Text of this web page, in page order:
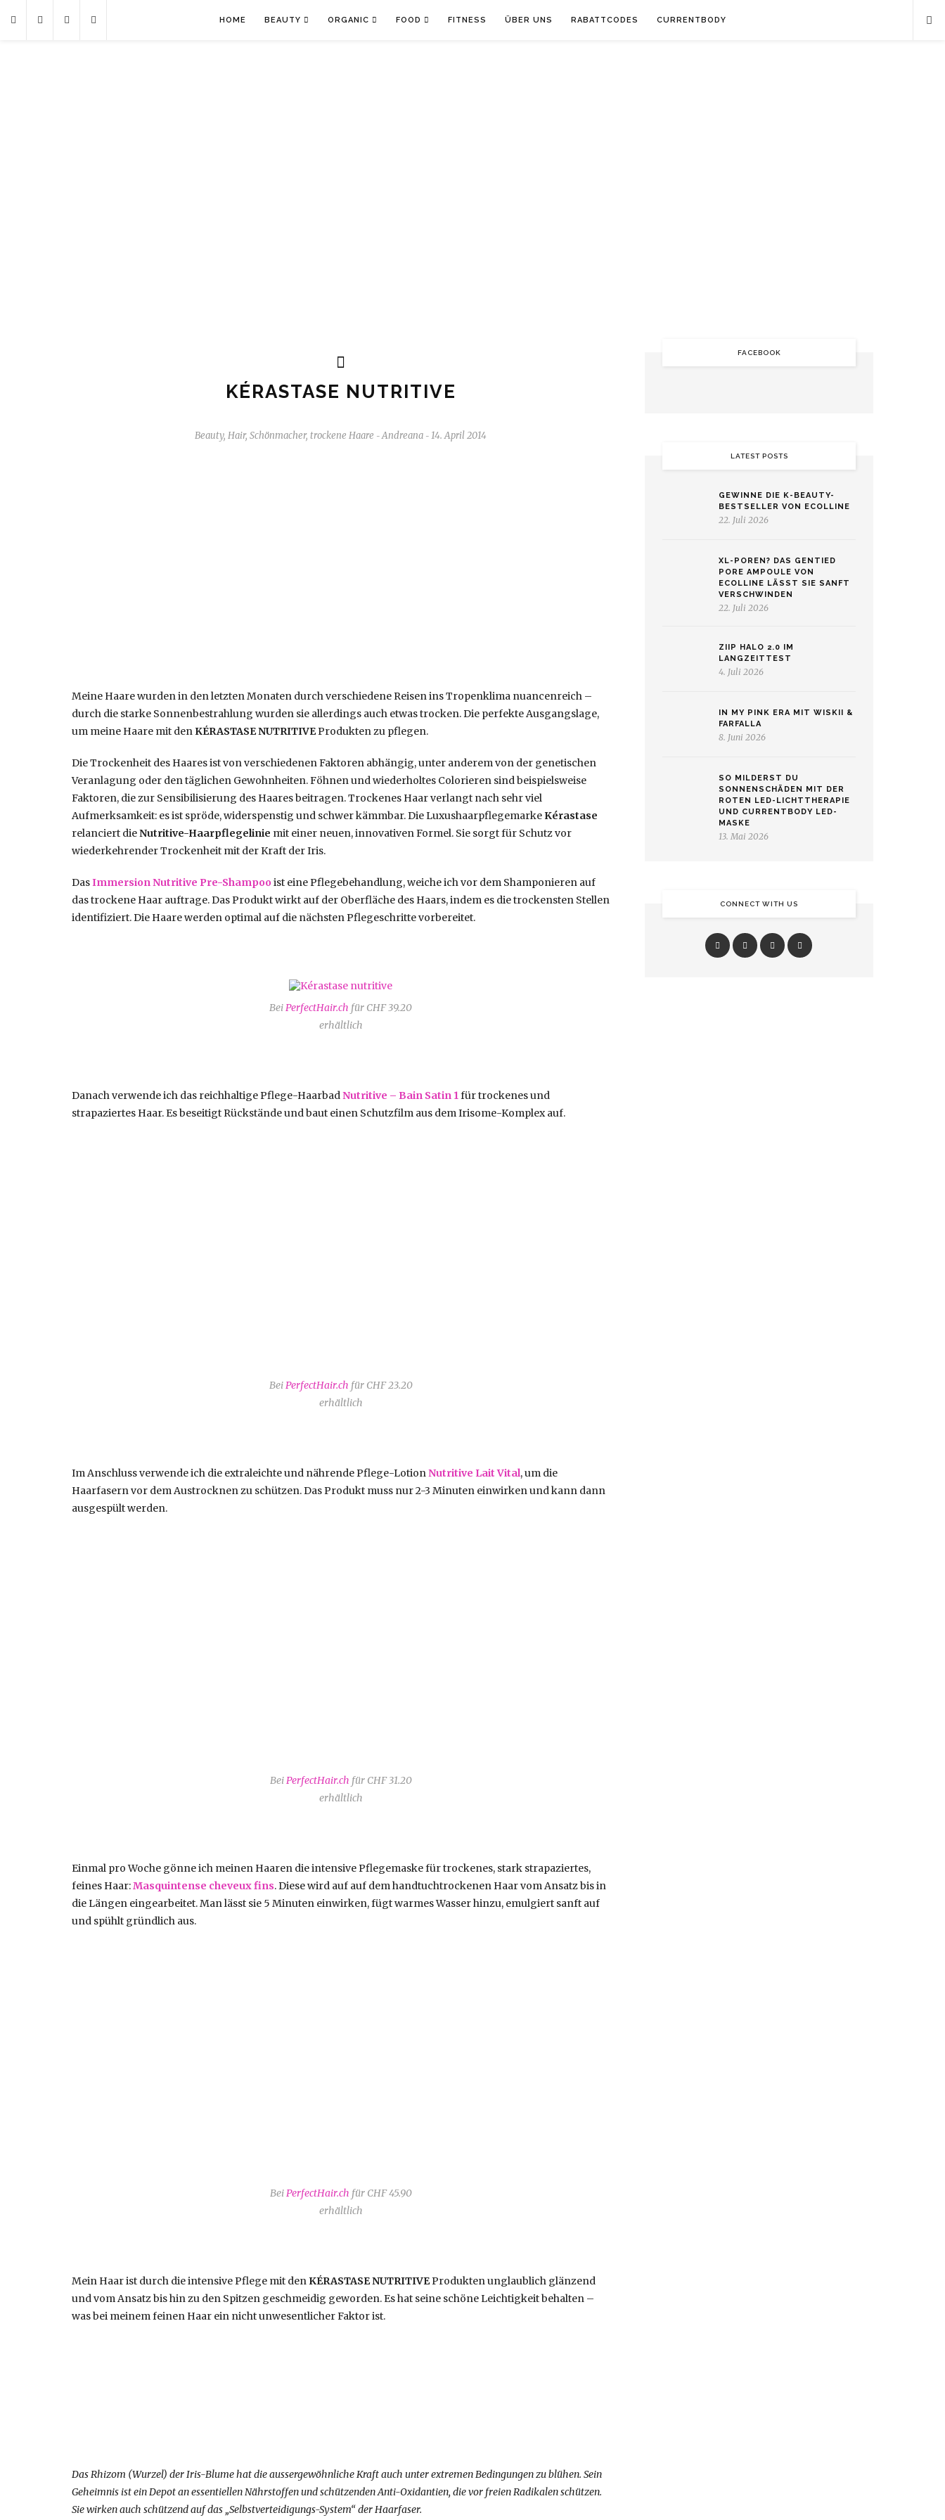
HOME BEAUTY ORGANIC FOOD FITNESS ÜBER UNS RABATTCODES CURRENTBODY
KÉRASTASE NUTRITIVE
Beauty, Hair, Schönmacher, trockene Haare - Andreana - 14. April 2014
Meine Haare wurden in den letzten Monaten durch verschiedene Reisen ins Tropenklima nuancenreich –
durch die starke Sonnenbestrahlung wurden sie allerdings auch etwas trocken. Die perfekte Ausgangslage,
um meine Haare mit den KÉRASTASE NUTRITIVEProdukten zu pflegen.
Die Trockenheit des Haares ist von verschiedenen Faktoren abhängig, unter anderem von der genetischen
Veranlagung oder den täglichen Gewohnheiten. Föhnen und wiederholtes Colorieren sind beispielsweise
Faktoren, die zur Sensibilisierung des Haares beitragen. Trockenes Haar verlangt nach sehr viel
Aufmerksamkeit: es ist spröde, widerspenstig und schwer kämmbar. Die Luxushaarpflegemarke Kérastase
relanciert dieNutritive-Haarpflegelinie mit einer neuen, innovativen Formel. Sie sorgt für Schutz vor
wiederkehrender Trockenheit mit der Kraft der Iris.
DasImmersion Nutritive Pre-Shampoo ist eine Pflegebehandlung, weiche ich vor dem Shamponieren auf
das trockene Haar auftrage. Das Produkt wirkt auf der Oberfläche des Haars, indem es die trockensten Stellen
identifiziert. Die Haare werden optimal auf die nächsten Pflegeschritte vorbereitet.
BeiPerfectHair.ch für CHF 39.20
erhältlich
Danach verwende ich das reichhaltige Pflege-HaarbadNutritive – Bain Satin 1für trockenes und
strapaziertes Haar. Es beseitigt Rückstände und baut einen Schutzfilm aus dem Irisome-Komplex auf.
BeiPerfectHair.ch für CHF 23.20
erhältlich
Im Anschluss verwende ich die extraleichte und nährende Pflege-LotionNutritive Lait Vital, um die
Haarfasern vor dem Austrocknen zu schützen. Das Produkt muss nur 2-3 Minuten einwirken und kann dann
ausgespült werden.
BeiPerfectHair.ch für CHF 31.20
erhältlich
Einmal pro Woche gönne ich meinen Haaren die intensive Pflegemaske für trockenes, stark strapaziertes,
feines Haar:Masquintense cheveux fins. Diese wird auf auf dem handtuchtrockenen Haar vom Ansatz bis in
die Längen eingearbeitet. Man lässt sie 5 Minuten einwirken, fügt warmes Wasser hinzu, emulgiert sanft auf
und spühlt gründlich aus.
BeiPerfectHair.ch für CHF 45.90
erhältlich
Mein Haar ist durch die intensive Pflege mit den KÉRASTASE NUTRITIVEProdukten unglaublich glänzend
und vom Ansatz bis hin zu den Spitzen geschmeidig geworden. Es hat seine schöne Leichtigkeit behalten –
was bei meinem feinen Haar ein nicht unwesentlicher Faktor ist.
Das Rhizom (Wurzel) der Iris-Blume hat die aussergewöhnliche Kraft auch unter extremen Bedingungen zu blühen. Sein
Geheimnis ist ein Depot an essentiellen Nährstoffen und schützenden Anti-Oxidantien, die vor freien Radikalen schützen.
Sie wirken auch schützend auf das „Selbstverteidigungs-System“ der Haarfaser.
FACEBOOK
LATEST POSTS
GEWINNE DIE K-BEAUTY-
BESTSELLER VON ECOLLINE
22. Juli 2026
XL-POREN? DAS GENTIED
PORE AMPOULE VON
ECOLLINE LÄSST SIE SANFT
VERSCHWINDEN
22. Juli 2026
ZIIP HALO 2.0 IM
LANGZEITTEST
4. Juli 2026
IN MY PINK ERA MIT WISKII &
FARFALLA
8. Juni 2026
SO MILDERST DU
SONNENSCHÄDEN MIT DER
ROTEN LED-LICHTTHERAPIE
UND CURRENTBODY LED-
MASKE
13. Mai 2026
CONNECT WITH US